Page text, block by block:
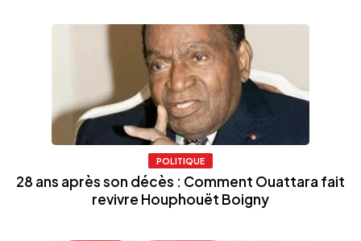
POLITIQUE
28 ans après son décès : Comment Ouattara fait
revivre Houphouët Boigny